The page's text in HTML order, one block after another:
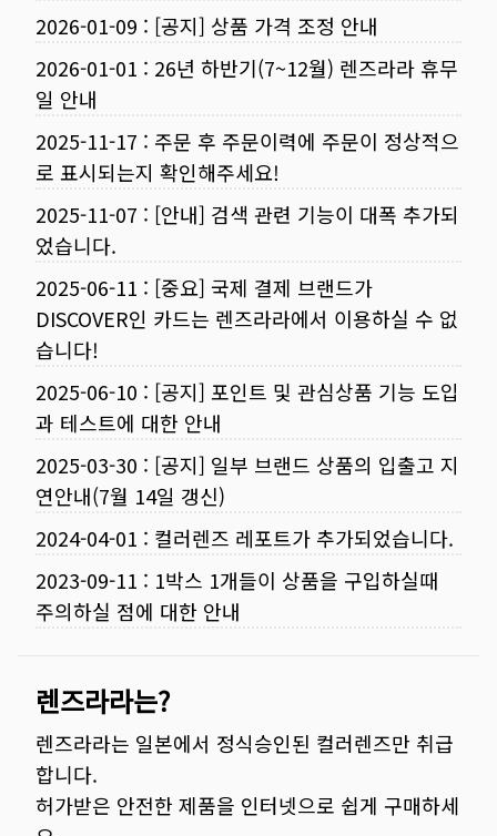
2026-01-09 : [공지] 상품 가격 조정 안내
2026-01-01 : 26년 하반기(7~12월) 렌즈라라 휴무
일 안내
2025-11-17 : 주문 후 주문이력에 주문이 정상적으
로 표시되는지 확인해주세요!
2025-11-07 : [안내] 검색 관련 기능이 대폭 추가되
었습니다.
2025-06-11 : [중요] 국제 결제 브랜드가
DISCOVER인 카드는 렌즈라라에서 이용하실 수 없
습니다!
2025-06-10 : [공지] 포인트 및 관심상품 기능 도입
과 테스트에 대한 안내
2025-03-30 : [공지] 일부 브랜드 상품의 입출고 지
연안내(7월 14일 갱신)
2024-04-01 : 컬러렌즈 레포트가 추가되었습니다.
2023-09-11 : 1박스 1개들이 상품을 구입하실때
주의하실 점에 대한 안내
렌즈라라는?
렌즈라라는 일본에서 정식승인된 컬러렌즈만 취급
합니다.
허가받은 안전한 제품을 인터넷으로 쉽게 구매하세